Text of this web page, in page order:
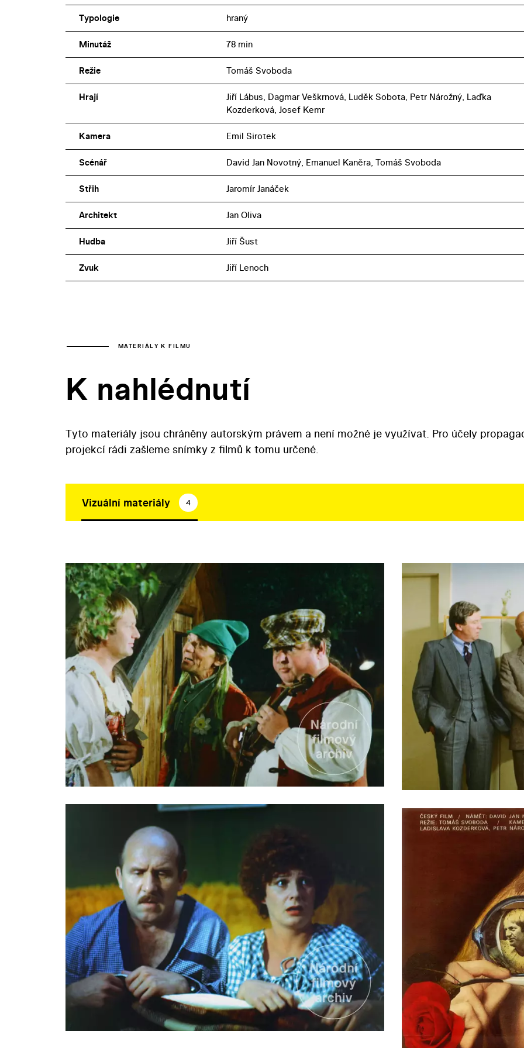
Typologie hraný
Minutáž 78 min
Režie Tomáš Svoboda
Hrají
Jiří Lábus, Dagmar Veškrnová, Luděk Sobota, Petr Nárožný, Laďka
Kozderková, Josef Kemr
Kamera Emil Sirotek
Scénář David Jan Novotný, Emanuel Kaněra, Tomáš Svoboda
Střih Jaromír Janáček
Architekt Jan Oliva
Hudba Jiří Šust
Zvuk Jiří Lenoch
MATERIÁLY K FILMU
K nahlédnutí
Tyto materiály jsou chráněny autorským právem a není možné je využívat. Pro účely
projekcí rádi zašleme snímky z filmů k tomu určené.
Vizuální materiály 4